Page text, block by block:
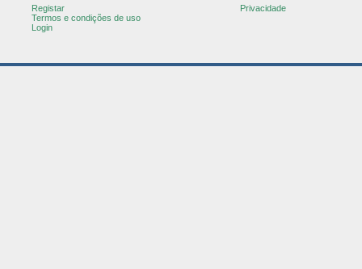
Registar
Termos e condições de uso
Login
Privacidade